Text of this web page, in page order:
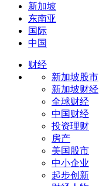
新加坡
东南亚
国际
中国
财经
新加坡股市
新加坡财经
全球财经
中国财经
投资理财
房产
美国股市
中小企业
起步创新